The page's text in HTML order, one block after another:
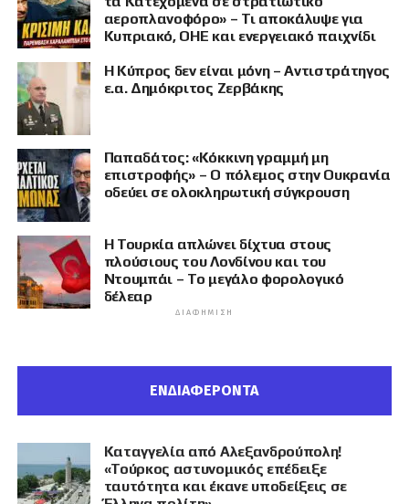
αεροπλανοφόρο» – Τι αποκάλυψε για
Κυπριακό, ΟΗΕ και ενεργειακό παιχνίδι
Η Κύπρος δεν είναι μόνη – Αντιστράτηγος
ε.α. Δημόκριτος Ζερβάκης
Παπαδάτος: «Κόκκινη γραμμή μη
επιστροφής» – Ο πόλεμος στην Ουκρανία
οδεύει σε ολοκληρωτική σύγκρουση
Η Τουρκία απλώνει δίχτυα στους
πλούσιους του Λονδίνου και του
Ντουμπάι – Το μεγάλο φορολογικό
δέλεαρ
ΔΙΑΦΉΜΙΣΗ
ΕΝΔΙΑΦΕΡΟΝΤΑ
Καταγγελία από Αλεξανδρούπολη!
«Τούρκος αστυνομικός επέδειξε
ταυτότητα και έκανε υποδείξεις σε